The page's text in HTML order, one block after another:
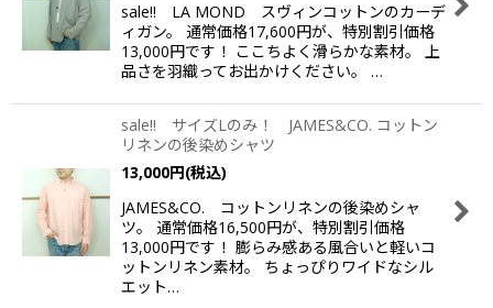
sale!! LA MOND スヴィンコットンのカーデ
ィガン。 通常価格17,600円が、特別割引価格
13,000円です！ ここちよく滑らかな素材。 上
品さを羽織ってお出かけください。 …
sale!! サイズLのみ！ JAMES&CO. コットン
リネンの後染めシャツ
13,000円(税込)
JAMES&CO. コットンリネンの後染めシャ
ツ。 通常価格16,500円が、特別割引価格
13,000円です！ 膨らみ感ある風合いと軽いコ
ットンリネン素材。 ちょっぴりワイドなシル
エット…